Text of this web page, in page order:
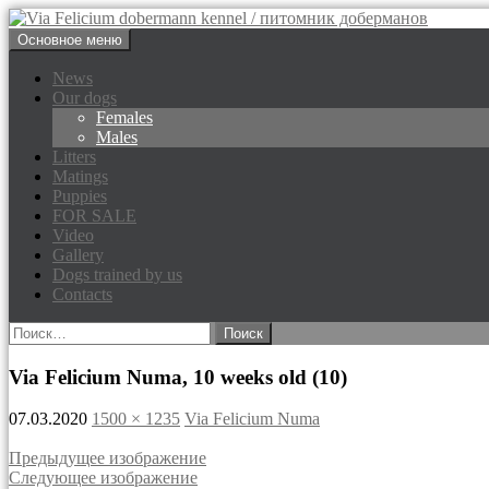
Via Felicium dobermann
Основное меню
к
News
Our dogs
Females
Males
Litters
Matings
Puppies
FOR SALE
Video
Gallery
Dogs trained by us
Contacts
Найти:
Via Felicium Numa, 10 weeks old (10)
07.03.2020 1500 × 1235 Via Felicium Numa
Предыдущее изображение
Следующее изображение